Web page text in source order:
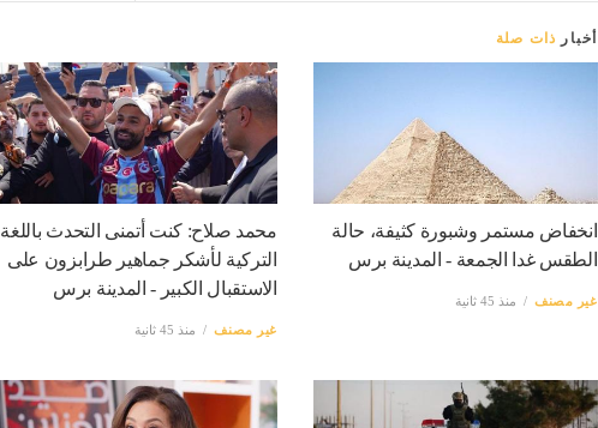
أخبار ذات صلة
انخفاض مستمر وشبورة كثيفة، حالة
الطقس غدا الجمعة - المدينة برس
غير مصنف منذ 45 ثانية
محمد صلاح: كنت أتمنى التحدث باللغة
التركية لأشكر جماهير طرابزون على
الاستقبال الكبير - المدينة برس
غير مصنف منذ 45 ثانية